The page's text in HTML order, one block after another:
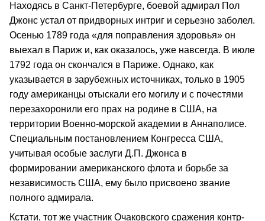
Находясь в Санкт-Петербурге, боевой адмирал Пол
Джонс устал от придворных интриг и серьезно заболел.
Осенью 1789 года «для поправления здоровья» он
выехал в Париж и, как оказалось, уже навсегда. В июле
1792 года он скончался в Париже. Однако, как
указывается в зарубежных источниках, только в 1905
году американцы отыскали его могилу и с почестями
перезахоронили его прах на родине в США, на
территории Военно-морской академии в Аннаполисе.
Специальным постановлением Конгресса США,
учитывая особые заслуги Д.П. Джонса в
формировании американского флота и борьбе за
независимость США, ему было присвоено звание
полного адмирала.
Кстати, тот же участник Очаковского сражения контр-